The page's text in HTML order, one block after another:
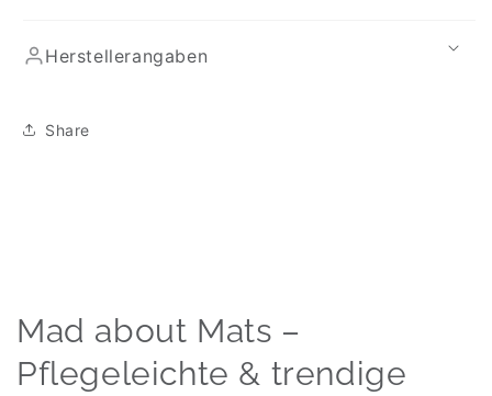
Herstellerangaben
Share
Mad about Mats –
Pflegeleichte & trendige